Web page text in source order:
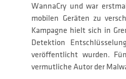
WannaCry und war
mobilen Geräten zu
Kampagne hielt sich in
Detektion
veröffentlicht wurden.
vermutliche Autor der